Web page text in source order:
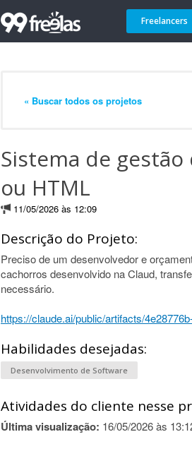
Freelancers
« Buscar todos os projetos
Sistema de
ou HTML
11/05/2026 às 12:09
Descrição do Projeto:
Preciso de um desenvolvedor e
cachorros desenvolvido na Claud,
necessário.
https://claude.ai/public/artifacts/
Habilidades desejadas:
Desenvolvimento de Software
Atividades do cliente nesse
Última visualização: 16/05/2026 às